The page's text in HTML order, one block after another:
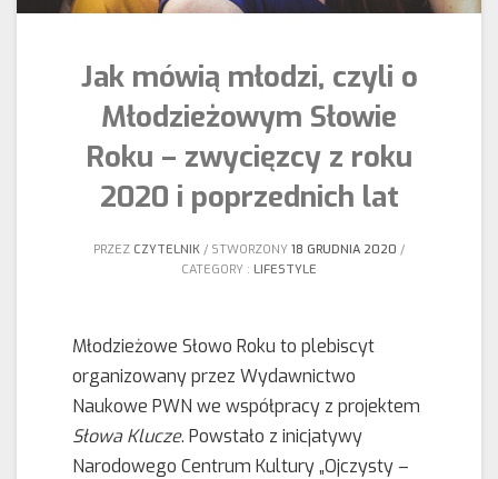
Jak mówią młodzi, czyli o
Młodzieżowym Słowie
Roku – zwycięzcy z roku
2020 i poprzednich lat
PRZEZ CZYTELNIK STWORZONY 18 GRUDNIA 2020
CATEGORY : LIFESTYLE
Młodzieżowe Słowo Roku to plebiscyt
organizowany przez Wydawnictwo
Naukowe PWN we współpracy z projektem
Słowa Klucze. Powstało z inicjatywy
Narodowego Centrum Kultury „Ojczysty –